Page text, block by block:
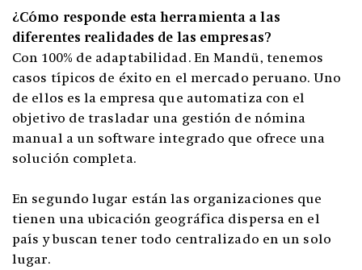
¿Cómo responde esta herramienta a las
diferentes realidades de las empresas?
Con 100% de adaptabilidad. En Mandü, tenemos
casos típicos de éxito en el mercado peruano. Uno
de ellos es la empresa que automatiza con el
objetivo de trasladar una gestión de nómina
manual a un software integrado que ofrece una
solución completa.
En segundo lugar están las organizaciones que
tienen una ubicación geográfica dispersa en el
país y buscan tener todo centralizado en un solo
lugar.